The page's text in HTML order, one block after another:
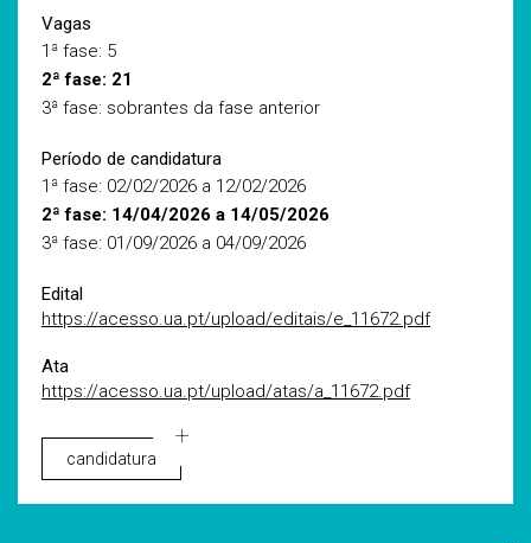
Vagas
1ª fase: 5
2ª fase: 21
3ª fase: sobrantes da fase anterior
Período de candidatura
1ª fase: 02/02/2026 a 12/02/2026
2ª fase: 14/04/2026 a 14/05/2026
3ª fase: 01/09/2026 a 04/09/2026
Edital
https://acesso.ua.pt/upload/editais/e_11672.pdf
Ata
https://acesso.ua.pt/upload/atas/a_11672.pdf
candidatura